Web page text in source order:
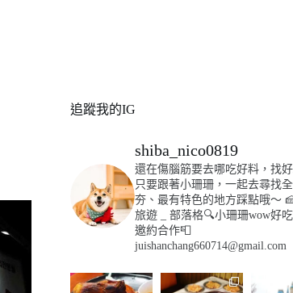
追蹤我的IG
shiba_nico0819
還在傷腦筋要去哪吃好料，找
只要跟著小珊珊，一起去尋找
夯、最有特色的地方踩點哦～
旅遊
部落格🔍小珊珊wow好
邀約合作📮
juishanchang660714@gmail.com